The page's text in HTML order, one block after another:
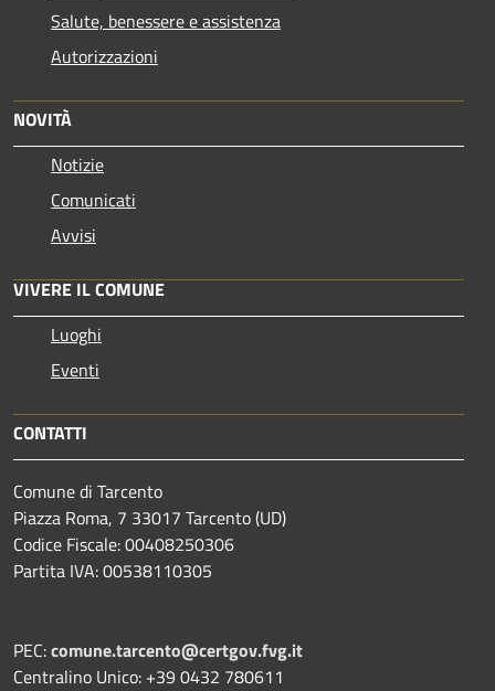
Salute, benessere e assistenza
Autorizzazioni
NOVITÀ
Notizie
Comunicati
Avvisi
VIVERE IL COMUNE
Luoghi
Eventi
CONTATTI
Comune di Tarcento
Piazza Roma, 7 33017 Tarcento (UD)
Codice Fiscale: 00408250306
Partita IVA: 00538110305
PEC:comune.tarcento@certgov.fvg.it
Centralino Unico: +39 0432 780611